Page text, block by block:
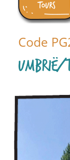
tours
Code
Umbrië/